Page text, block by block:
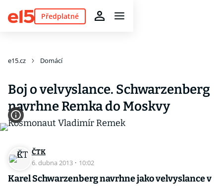
Předplatné
e15.cz Domácí
Boj o velvyslance. Schwarzenberg
navrhne Remka do Moskvy
ČTK
6. dubna 2013 · 10:02
Karel Schwarzenberg navrhne jako velvyslance v